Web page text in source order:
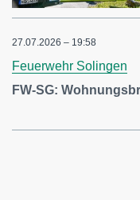
27.07.2026 – 19:58
Feuerwehr Solingen
FW-SG: